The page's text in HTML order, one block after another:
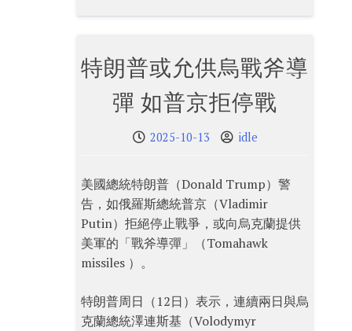
特朗普或允供烏戰斧導
彈 如普京拒停戰
2025-10-13 idle
美國總統特朗普（Donald Trump）警
告，如俄羅斯總統普京（Vladimir
Putin）拒絕停止戰爭，或向烏克蘭提供
美軍的「戰斧導彈」（Tomahawk
missiles ）。
特朗普周日（12日）表示，連續兩日與烏
克蘭總統澤連斯基（Volodymyr